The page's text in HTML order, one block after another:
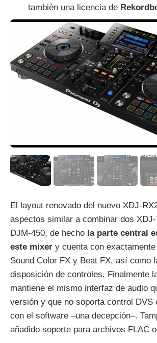
también una licencia de
El layout renovado del nuevo XDJ-
aspectos similar a combinar dos
DJM-450, de hecho la parte central
este mixer y cuenta con
Sound Color FX y Beat FX, así como
disposición de controles. Finalmente
mantiene el mismo interfaz de audio
versión y que no soporta control DVS
con el software –una decepción–.
añadido soporte para archivos FLAC